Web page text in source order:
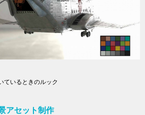
ているときのルック
アセット制作